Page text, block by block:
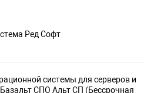
Ред Софт
системы для серверов и
СПО Альт СП (Бессрочная